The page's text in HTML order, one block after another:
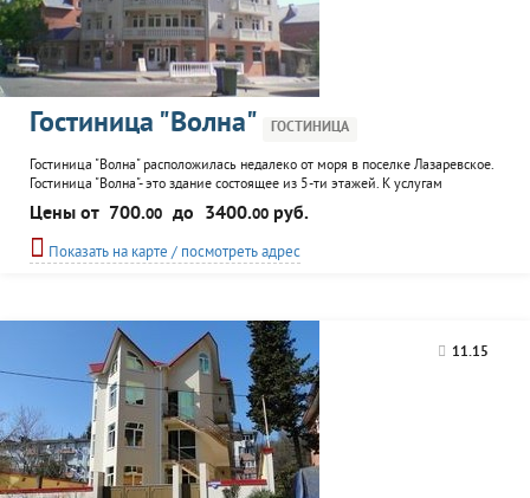
Гостиница "Волна" ГОСТИНИЦА
Гостиница "Волна" расположилась недалеко от моря в поселке Лазаревское.
Гостиница "Волна"- это здание состоящее из 5-ти этажей. К услугам
отдыхающих летняя кухня, во дворе.
Цены от 700.00 до 3400.00 руб.
Показать на карте / посмотреть адрес
11.15